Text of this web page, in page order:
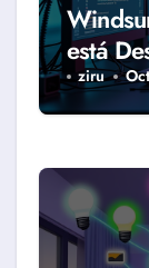
está
ziru